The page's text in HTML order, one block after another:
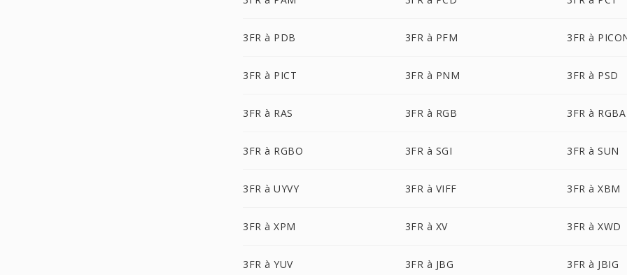
3FR à PDB 3FR à PFM 3FR à
3FR à PICT 3FR à PNM 3FR à PSD
3FR à RAS 3FR à RGB 3FR à RGBA
3FR à RGBO 3FR à SGI 3FR à SUN
3FR à UYVY 3FR à VIFF 3FR à XBM
3FR à XPM 3FR à XV 3FR à XWD
3FR à YUV 3FR à JBG 3FR à JBIG